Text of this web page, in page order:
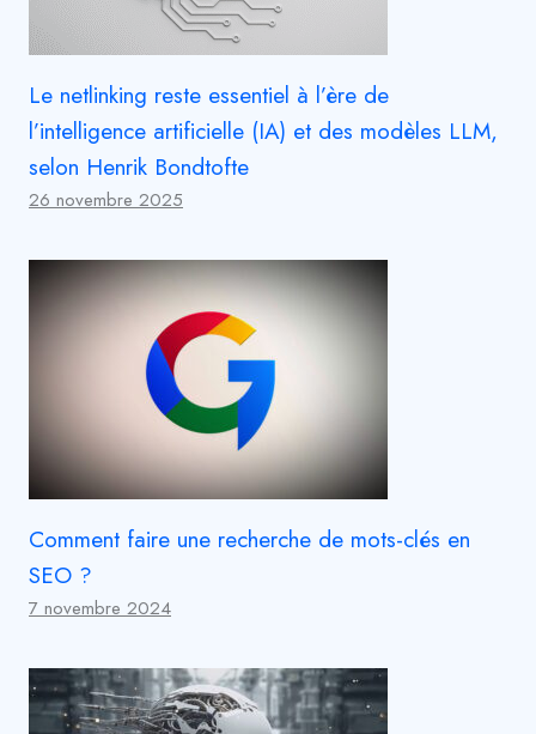
Le netlinking reste essentiel à l’ère de
l’intelligence artificielle (IA) et des modèles LLM,
selon Henrik Bondtofte
26 novembre 2025
Comment faire une recherche de mots-clés en
SEO ?
7 novembre 2024